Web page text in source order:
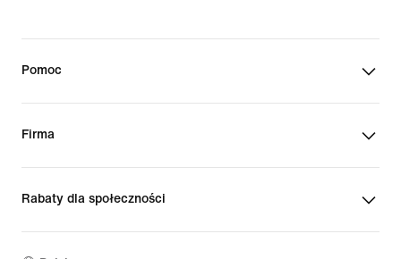
Pomoc
Firma
Rabaty dla społeczności